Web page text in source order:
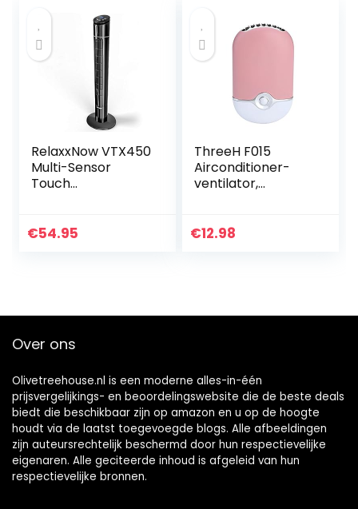
28dB/1m 26dB/3m
– 93m³/h
RelaxxNow VTX450
Multi-Sensor
Touch
temperatuurweer
€54.95
ThreeH F015
Airconditioner-
ventilator,
stil, USB, reismodel,
€12.98
Over ons
Olivetreehouse.nl is een moderne alles-in-één
prijsvergelijkings- en beoordelingswebsite die de beste deals
biedt die beschikbaar zijn op amazon en u op de hoogte
houdt via de laatst toegevoegde blogs. Alle afbeeldingen
zijn auteursrechtelijk beschermd door hun respectievelijke
eigenaren. Alle geciteerde inhoud is afgeleid van hun
respectievelijke bronnen.